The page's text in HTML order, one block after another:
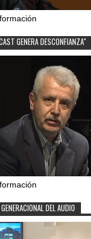
GENERA DESCONFIANZA"
DEL AUDIO